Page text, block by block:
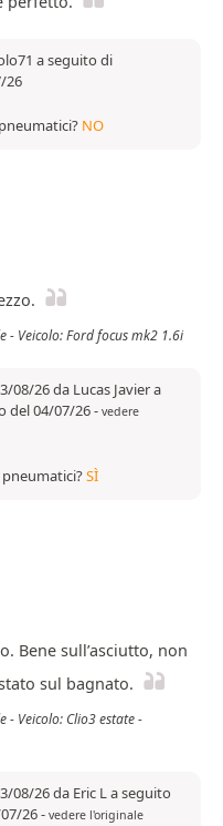
a seguito di
26
NO
- Veicolo: Ford focus mk2 1.6i
08/26 da Lucas Javier a
del 04/07/26- vedere
SÌ
Bene sull’asciutto, non
sul bagnato.
Veicolo: Clio3 estate -
08/26 da Eric L a seguito
26- vedere l'originale